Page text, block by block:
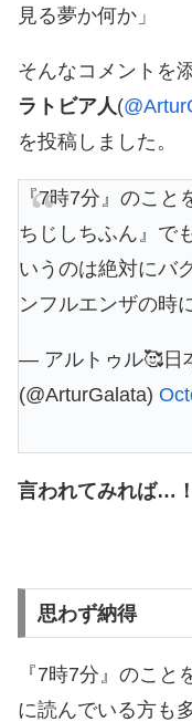
見る夢か何か」
そんなコメントを
ラトビア人(
を投稿しました。
『7時7分』のこ
ちじしちふん』で
いうのは絶対にバ
ンフルエンザの時
— アルトゥル🥰日
(@ArturGalata)
言われてみれば…
思わず納得
『7時7分』のこ
に読んでいる方も